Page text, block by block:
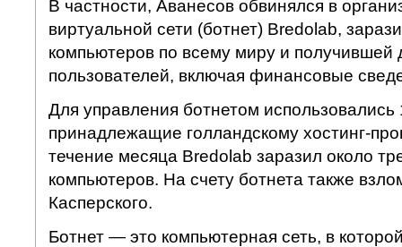
В частности, Аванесов обвинялся в
виртуальной сети (ботнет) Bredolab,
компьютеров по всему миру и получившей
пользователей, включая финансовые
Для управления ботнетом использовались
принадлежащие голландскому хостинг-
течение месяца Bredolab заразил около
компьютеров. На счету ботнета также
Касперского.
Ботнет — это компьютерная сеть, в